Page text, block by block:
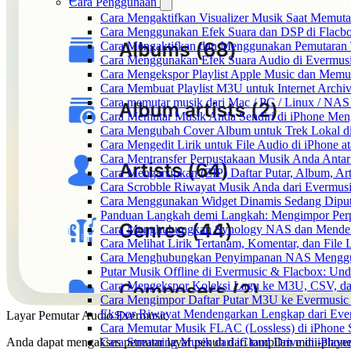
Cara Mengaktifkan Visualizer Musik Saat
Cara Menggunakan Efek Suara dan DSP di
Cara Mengaktifkan dan Menggunakan Pemutaran
Cara Menggunakan Efek Suara Audio di
Cara Mengekspor Playlist Apple Music dan
Cara Membuat Playlist M3U untuk Internet
Cara memutar musik dari Mac / PC / Linux /
Cara Memutar Musik Anda Sendiri di iPhone
Cara Mengubah Cover Album untuk Trek Lokal
Cara Mengedit Lirik untuk File Audio di iPhone
Cara Mentransfer Perpustakaan Musik Anda
Cara Mengarsipkan (ZIP) Daftar Putar, Album,
Cara Scrobble Riwayat Musik Anda dari
Cara Menggunakan Widget Dinamis Sedang
Panduan Langkah demi Langkah: Mengimpor
Cara Menghubungkan Synology NAS dan
Cara Melihat Lirik Tertanam, Komentar, dan
Cara Menghubungkan Penyimpanan NAS
Putar Musik Offline di Evermusic & Flacbox:
Cara Mengekspor Koleksi Lagu ke M3U, CSV,
Cara Mengimpor Daftar Putar M3U ke
Ekspor Riwayat Mendengarkan Lengkap dari
Cara Memutar Musik FLAC (Lossless) di iPhone
Cara Streaming Musik dari iCloud Drive di
Layar Pemutar Audio Evermusic
Anda dapat mengakses pemutar layar penuh dari tampilan mini-